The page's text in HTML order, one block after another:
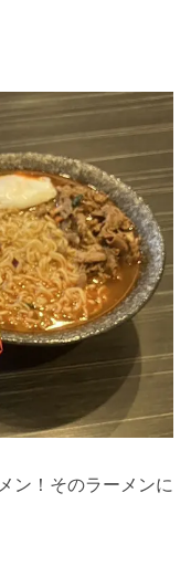
ン！そのラーメンに